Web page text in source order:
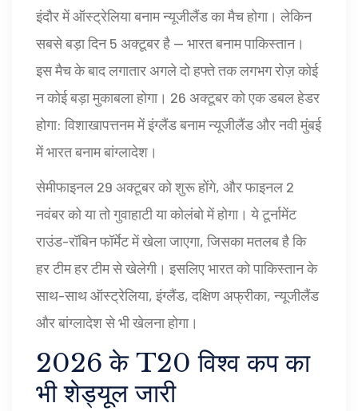
इंदौरमें ऑस्ट्रेलिया बनाम न्यूजीलैंड का मैच होगा। लेकिन
सबसे बड़ा दिन 5 अक्टूबर है — भारत बनाम पाकिस्तान।
इस मैच के बाद लगातार अगले दो हफ्ते तक लगभग रोज़ कोई
न कोई बड़ा मुकाबला होगा। 26 अक्टूबर को एक डबल हेडर
होगा: विशाखापत्तनम में इंग्लैंड बनाम न्यूजीलैंड और नवी मुंबई
में भारत बनाम बांग्लादेश।
सेमीफाइनल 29 अक्टूबर को शुरू होंगे, और फाइनल 2
नवंबर को या तो गुवाहाटी या कोलंबो में होगा। ये टूर्नामेंट
राउंड-रॉबिन फॉर्मेट में खेला जाएगा, जिसका मतलब है कि
हर टीम हर टीम से खेलेगी। इसलिए भारत को पाकिस्तान के
साथ-साथ ऑस्ट्रेलिया, इंग्लैंड, दक्षिण अफ्रीका, न्यूजीलैंड
और बांग्लादेश से भी खेलना होगा।
2026 के T20 विश्व कप का
भी शेड्यूल जारी